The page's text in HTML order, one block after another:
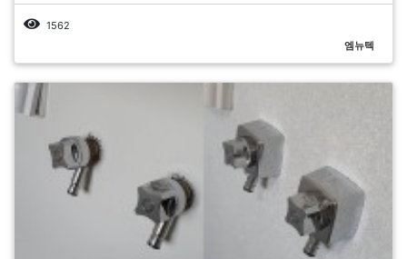
1562
엠뉴텍